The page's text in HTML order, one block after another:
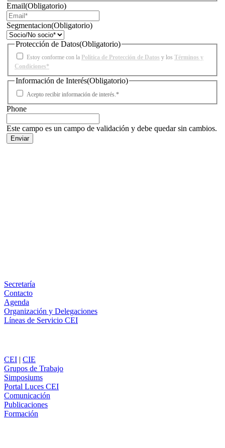
Email(Obligatorio)
Segmentacion(Obligatorio)
Protección de Datos(Obligatorio)
Estoy conforme con la Política de Protección de Datos y los Términos y
Condiciones*
Información de Interés(Obligatorio)
Acepto recibir información de interés.*
Phone
Este campo es un campo de validación y debe quedar sin cambios.
Secretaría
Contacto
Agenda
Organización y Delegaciones
Líneas de Servicio CEI
CEI | CIE
Grupos de Trabajo
Simposiums
Portal Luces CEI
Comunicación
Publicaciones
Formación